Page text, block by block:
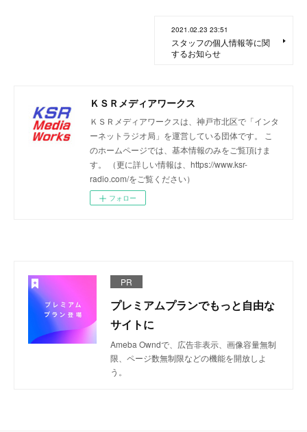
2021.02.23 23:51
スタッフの個人情報等に関
するお知らせ
ＫＳＲメディアワークス
ＫＳＲメディアワークスは、神戸市北区で「インタ
ーネットラジオ局」を運営している団体です。 こ
のホームページでは、基本情報のみをご覧頂けま
す。 （更に詳しい情報は、https://www.ksr-
radio.com/をご覧ください）
フォロー
PR
プレミアムプランでもっと自由な
サイトに
Ameba Owndで、広告非表示、画像容量無制
限、ページ数無制限などの機能を開放しよ
う。